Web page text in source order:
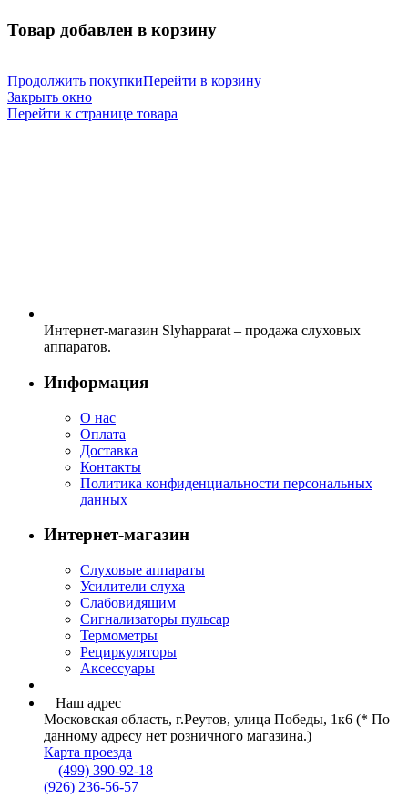
Товар добавлен в корзину
Продолжить покупкиПерейти в корзину
Закрыть окно
Перейти к странице товара
Интернет-магазин Slyhapparat – продажа слуховых
аппаратов.
Информация
О нас
Оплата
Доставка
Контакты
Политика конфиденциальности персональных
данных
Интернет-магазин
Слуховые аппараты
Усилители слуха
Слабовидящим
Сигнализаторы пульсар
Термометры
Рециркуляторы
Аксессуары
Наш адрес
Московская область, г.Реутов, улица Победы, 1к6 (* По
данному адресу нет розничного магазина.)
Карта проезда
(499) 390-92-18
(926) 236-56-57